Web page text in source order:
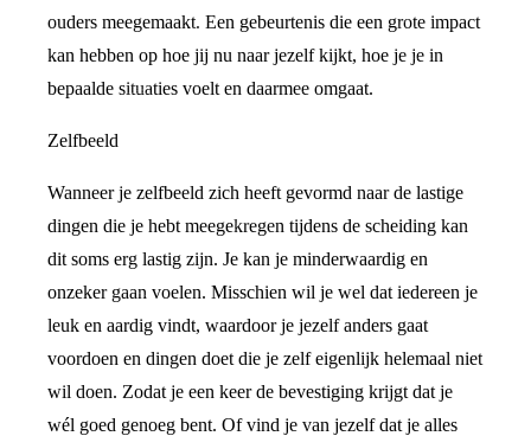
ouders meegemaakt. Een gebeurtenis die een grote impact
kan hebben op hoe jij nu naar jezelf kijkt, hoe je je in
bepaalde situaties voelt en daarmee omgaat.
Zelfbeeld
Wanneer je zelfbeeld zich heeft gevormd naar de lastige
dingen die je hebt meegekregen tijdens de scheiding kan
dit soms erg lastig zijn. Je kan je minderwaardig en
onzeker gaan voelen. Misschien wil je wel dat iedereen je
leuk en aardig vindt, waardoor je jezelf anders gaat
voordoen en dingen doet die je zelf eigenlijk helemaal niet
wil doen. Zodat je een keer de bevestiging krijgt dat je
wél goed genoeg bent. Of vind je van jezelf dat je alles